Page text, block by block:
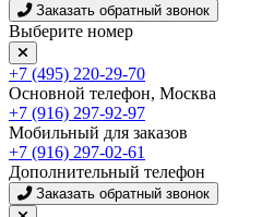
Заказать обратный звонок
Выберите номер
+7 (495) 220-29-70
Основной телефон, Москва
+7 (916) 297-92-97
Мобильный для заказов
+7 (916) 297-02-61
Дополнительный телефон
Заказать обратный звонок